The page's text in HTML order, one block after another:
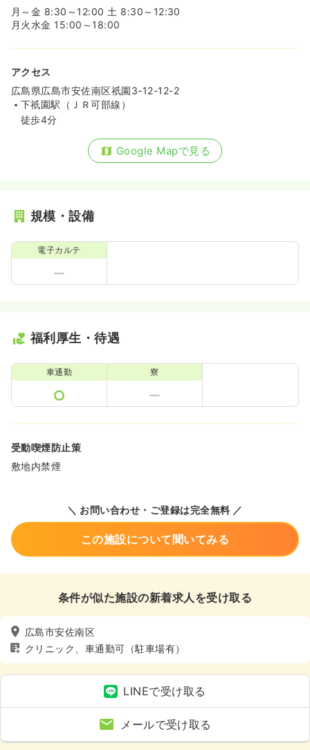
月～金 8:30～12:00 土 8:30～12:30
月火水金 15:00～18:00
アクセス
広島県広島市安佐南区祇園3-12-12-2
下祇園駅（ＪＲ可部線）
徒歩4分
Google Mapで見る
規模・設備
電子カルテ
福利厚生・待遇
車通勤 寮
受動喫煙防止策
敷地内禁煙
＼ お問い合わせ・ご登録は完全無料 ／
この施設について聞いてみる
条件が似た施設の新着求人を受け取る
広島市安佐南区
クリニック、車通勤可（駐車場有）
LINEで受け取る
メールで受け取る